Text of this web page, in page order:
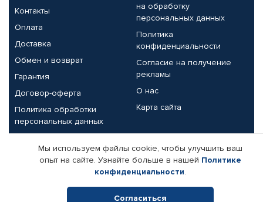
Контакты
Оплата
Доставка
Обмен и возврат
Гарантия
Договор-оферта
Политика обработки
персональных данных
на обработку
персональных данных
Политика
конфиденциальности
Согласие на получение
рекламы
О нас
Карта сайта
Партнерам
Корпоративным клиентам
Поставщикам
Реквизиты компании
Мы используем файлы cookie, чтобы улучшить ваш
опыт на сайте. Узнайте больше в нашей Политике
конфиденциальности.
Согласиться